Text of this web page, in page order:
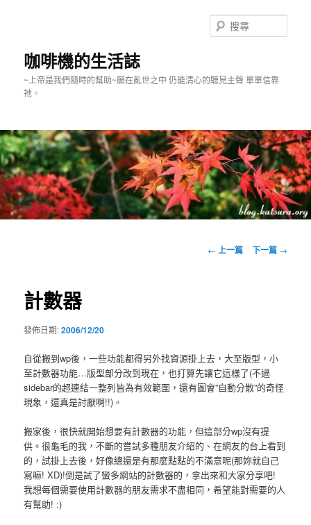
咖啡機的生活誌
~上帝是我們隨時的幫助~願在亂世之中 仍能清心的聽見主聲 單單信靠
祂。
尋
文
← 上一篇 下一篇 →
計數器
發佈日期:2006/12/20
自從搬到wp後，一些功能都得另外找資源掛上去，大至版型，小
至計數器功能…版型部分改到現在，也打算先讓它這樣了(不過
sidebar的超連結一整列皆為有效範圍，還有圖會”自動分散”的奇怪
現象，還真是討厭啊!!)。
搬家後，很快就開始想要有計數器的功能，但這部分wp沒有提
供。很龜毛的我，不斷的嘗試多種朋友介紹的、在網友的台上看到
的，試掛上去後，好像總還是有那麼點點的不滿意呢(那妳就自己
寫嘛! XD)!倒是試了蠻多網站的計數器的，拿出來和大家分享吧!
我想每個需要使用計數器的朋友需求不盡相同，希望能對需要的人
有幫助! :)